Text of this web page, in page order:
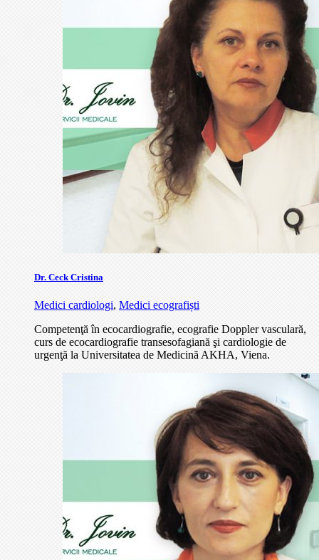
Dr. Ceck Cristina
Medici cardiologi, Medici ecografiști
Competenţă în ecocardiografie, ecografie Doppler vasculară,
curs de ecocardiografie transesofagiană şi cardiologie de
urgenţă la Universitatea de Medicină AKHA, Viena.